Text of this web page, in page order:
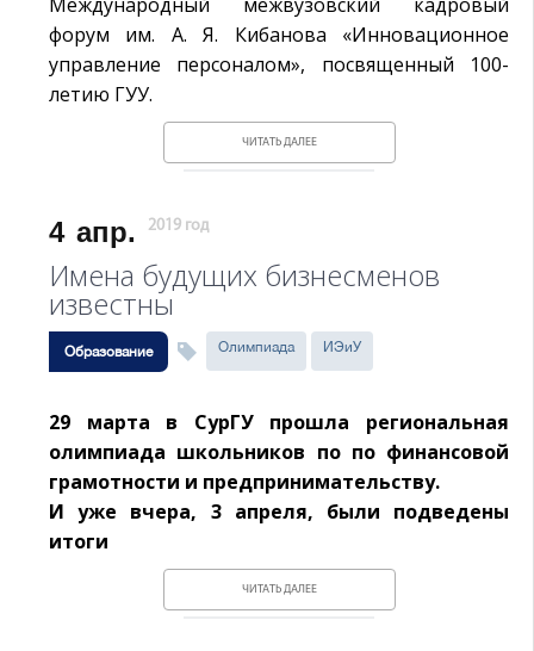
форум им. А. Я. Кибанова «Инновационное
управление персоналом», посвященный 100-
летию ГУУ.
ЧИТАТЬ ДАЛЕЕ
4 апр. 2019 год
Имена будущих бизнесменов
известны
Образование Олимпиада ИЭиУ
29 марта в СурГУ прошла региональная
олимпиада школьников по по финансовой
грамотности и предпринимательству.
И уже вчера, 3 апреля, были подведены
итоги
ЧИТАТЬ ДАЛЕЕ